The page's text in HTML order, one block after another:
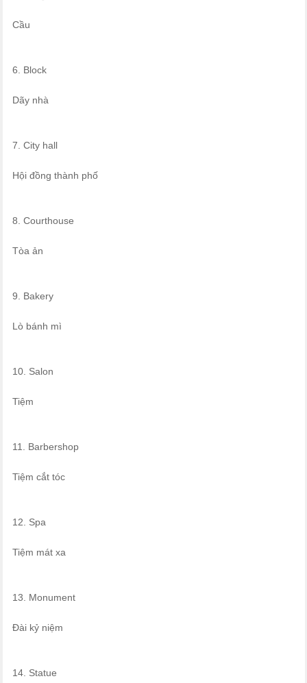
Cầu
6. Block
Dãy nhà
7. City hall
Hội đồng thành phố
8. Courthouse
Tòa ản
9. Bakery
Lò bánh mì
10. Salon
Tiệm
11. Barbershop
Tiệm cắt tóc
12. Spa
Tiệm mát xa
13. Monument
Đài kỷ niệm
14. Statue